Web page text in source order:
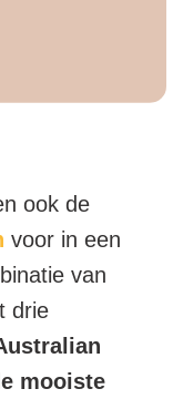
ook de
voor in een
van
drie
mooiste